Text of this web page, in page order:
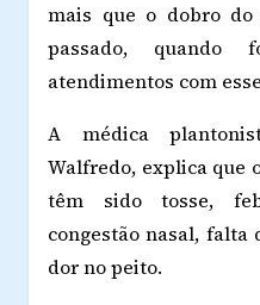
mais que o dobro
passado, quando
atendimentos com
A médica
Walfredo, explica que
têm sido tosse,
congestão nasal, falta
dor no peito.